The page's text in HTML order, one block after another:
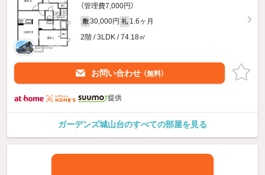
（管理費7,000円）
敷 30,000円 礼 1.6ヶ月
2階 / 3LDK / 74.18㎡
お問い合わせ （無料）
提供
ガーデンズ城山台のすべての部屋を見る